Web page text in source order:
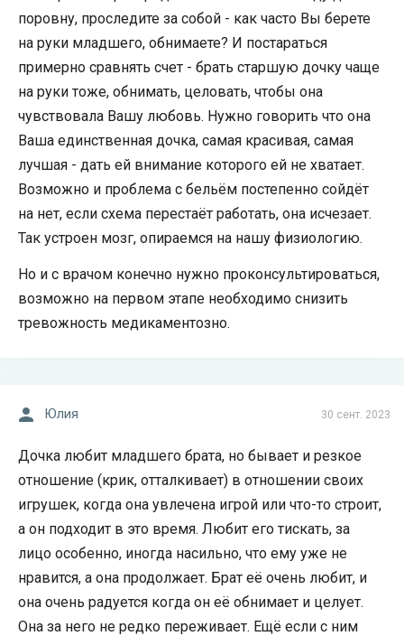
поровну, проследите за собой - как часто Вы берете
на руки младшего, обнимаете? И постараться
примерно сравнять счет - брать старшую дочку чаще
на руки тоже, обнимать, целовать, чтобы она
чувствовала Вашу любовь. Нужно говорить что она
Ваша единственная дочка, самая красивая, самая
лучшая - дать ей внимание которого ей не хватает.
Возможно и проблема с бельём постепенно сойдёт
на нет, если схема перестаёт работать, она исчезает.
Так устроен мозг, опираемся на нашу физиологию.
Но и с врачом конечно нужно проконсультироваться,
возможно на первом этапе необходимо снизить
тревожность медикаментозно.
30 сент. 2023
Юлия
Дочка любит младшего брата, но бывает и резкое
отношение (крик, отталкивает) в отношении своих
игрушек, когда она увлечена игрой или что-то строит,
а он подходит в это время. Любит его тискать, за
лицо особенно, иногда насильно, что ему уже не
нравится, а она продолжает. Брат её очень любит, и
она очень радуется когда он её обнимает и целует.
Она за него не редко переживает. Ещё если с ним